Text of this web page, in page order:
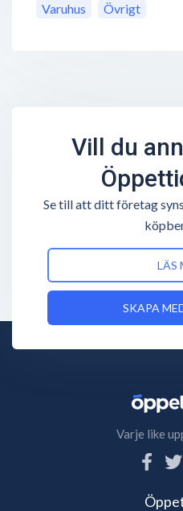
Varuhus
Övrigt
Vill du
Se till att ditt företag
LÄS
SKAPA
Varje like